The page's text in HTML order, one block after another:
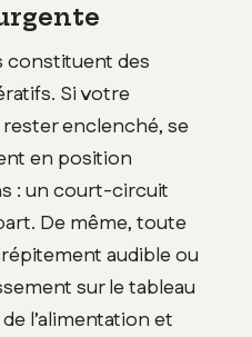
constituent des
Si votre
enclenché, se
en position
: un court-circuit
De même, toute
audible ou
sur le tableau
l’alimentation et